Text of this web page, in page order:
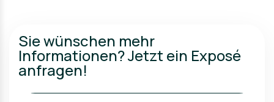
Sie wünschen mehr
Informationen? Jetzt ein Exposé
anfragen!